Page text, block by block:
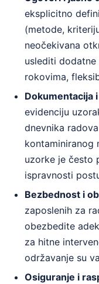
eksplicitno
(metode,
neočekivana
uslediti
rokovima,
Dokumentacija
evidenciju
dnevnika
kontaminiranog
uzorke je često
ispravnosti
Bezbednost i
zaposlenih za
obezbedite
za hitne
održavanje su
Osiguranje i